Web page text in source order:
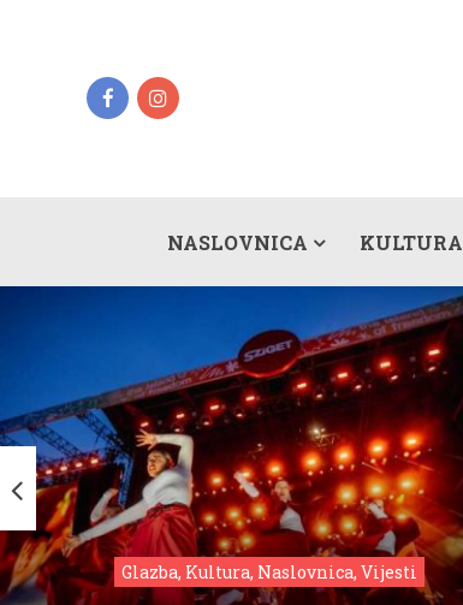
NASLOVNICA KULTURA
Glazba, Kultura, Naslovnica, Vijesti